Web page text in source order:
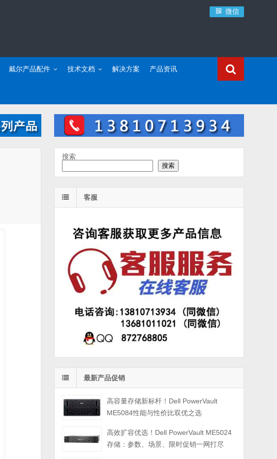
微信
戴尔产品配件 技术文档 解决方案 产品资讯
搜索
搜索
客服
最新产品促销
高容量存储新标杆！Dell PowerVault
ME5084性能与性价比双优之选
高效扩容优选！Dell PowerVault ME5024
存储：参数、场景、限时促销一网打尽